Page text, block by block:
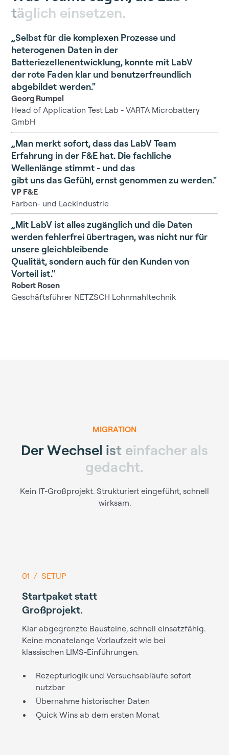
täglich einsetzen.
„Selbst für die komplexen Prozesse und
heterogenen Daten in der
Batteriezellenentwicklung, konnte mit LabV
der rote Faden klar und benutzerfreundlich
abgebildet werden."
Georg Rumpel
Head of Application Test Lab - VARTA Microbattery
GmbH
„Man merkt sofort, dass das LabV Team
Erfahrung in der F&E hat. Die fachliche
Wellenlänge stimmt - und das
gibt uns das Gefühl, ernst genommen zu werden."
VP F&E
Farben- und Lackindustrie
„Mit LabV ist alles zugänglich und die Daten
werden fehlerfrei übertragen, was nicht nur für
unsere gleichbleibende
Qualität, sondern auch für den Kunden von
Vorteil ist."
Robert Rosen
Geschäftsführer NETZSCH Lohnmahltechnik
MIGRATION
DerWechsel ist einfacher als
gedacht.
Kein IT-Großprojekt. Strukturiert eingeführt, schnell
wirksam.
01 / SETUP
Startpaket statt
Großprojekt.
Klar abgegrenzte Bausteine, schnell einsatzfähig.
Keine monatelange Vorlaufzeit wie bei
klassischen LIMS-Einführungen.
Rezepturlogik und Versuchsabläufe sofort
nutzbar
Übernahme historischer Daten
Quick Wins ab dem ersten Monat